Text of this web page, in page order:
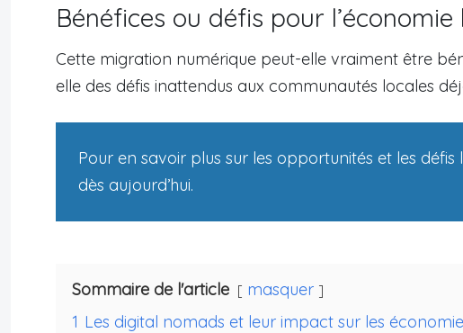
Bénéfices ou défis pour l’économie
Cette migration numérique peut-elle vraiment être
elle des défis inattendus aux communautés locales
Pour en savoir plus sur les opportunités et les
dès aujourd’hui.
Sommaire de l'article
masquer
1 Les digital nomads et leur impact sur les